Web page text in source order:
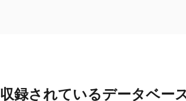
収録されているデータベー